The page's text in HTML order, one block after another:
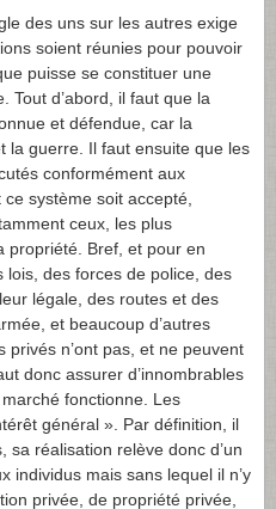
des uns sur les autres exige
soient réunies pour pouvoir
puisse se constituer une
Tout d’abord, il faut que la
et défendue, car la
la guerre. Il faut ensuite que les
conformément aux
système soit accepté,
ceux, les plus
propriété. Bref, et pour en
lois, des forces de police, des
légale, des routes et des
et beaucoup d’autres
n’ont pas, et ne peuvent
donc assurer d’innombrables
fonctionne. Les
général ». Par définition, il
réalisation relève donc d’un
individus mais sans lequel il n’y
privée, de propriété privée,